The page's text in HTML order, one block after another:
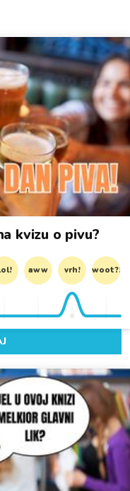
kvizu o pivu?
aww vrh! woot?!